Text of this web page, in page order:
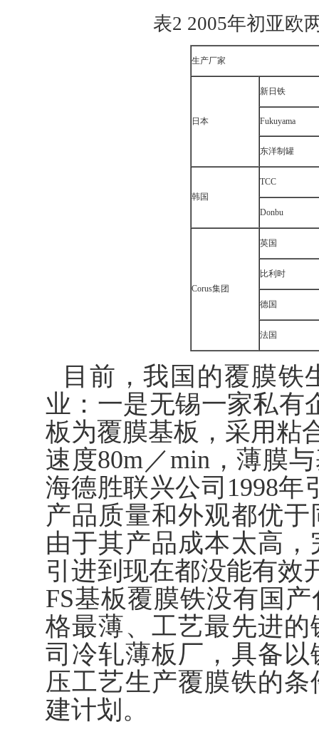
表2 2005年初亚欧
生产厂家
日本
新日铁
Fukuyama
东洋制罐
韩国
TCC
Donbu
Corus集团
英国
比利时
德国
法国
目前，我国的覆膜铁
业：一是无锡一家私有
板为覆膜基板，采用粘
速度80m／min，薄膜
海德胜联兴公司1998
产品质量和外观都优
由于其产品成本太高
引进到现在都没能有效
FS基板覆膜铁没有国
格最薄、工艺最先进
司冷轧薄板厂，具备
压工艺生产覆膜铁的
建计划。